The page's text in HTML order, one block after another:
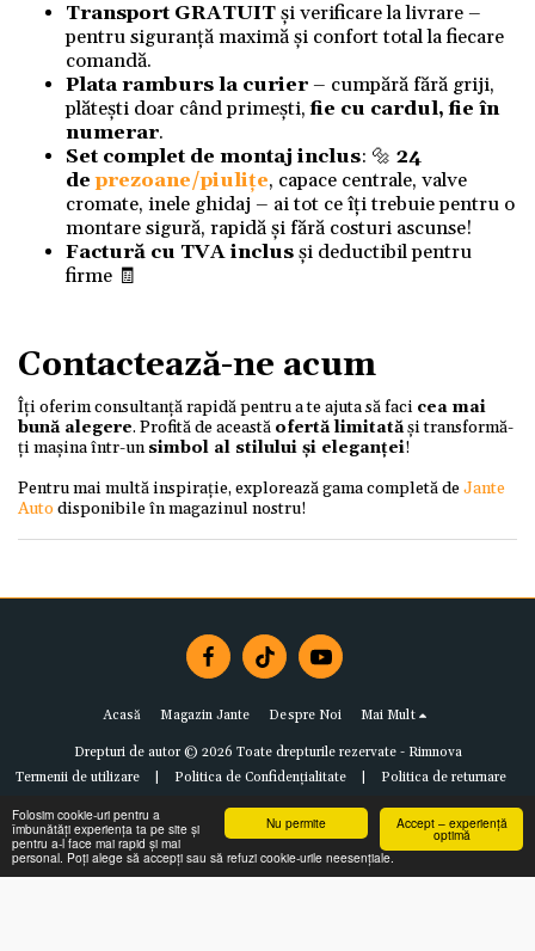
Accept – experiență
optimă
Nu permite
Folosim cookie-uri pentru a
îmbunătăți experiența ta pe site și
pentru a-l face mai rapid și mai
personal. Poți alege să accepți sau să refuzi cookie-urile neesențiale.
Transport GRATUITși verificare la livrare –
pentru siguranță maximă și confort total la fiecare
comandă.
Plata ramburs la curier– cumpără fără griji,
plătești doar când primești,fie cu cardul, fie în
numerar.
Set complet de montaj inclus: 🔩 24
deprezoane/piulițe, capace centrale, valve
cromate, inele ghidaj – ai tot ce îți trebuie pentru o
montare sigură, rapidă și fără costuri ascunse!
Factură cu TVA inclusși deductibil pentru
firme 🧾
Contactează-ne acum
Îți oferim consultanță rapidă pentru a te ajuta să faci cea mai
bună alegere. Profită de această ofertă limitatăși transformă-
ți mașina într-unsimbol al stilului și eleganței!
Pentru mai multă inspirație, explorează gama completă deJante
Autodisponibile în magazinul nostru!
Acasă Magazin Jante Despre Noi Mai Mult
Drepturi de autor © 2026 Toate drepturile rezervate - Rimnova
Termenii de utilizare| Politica de Confidențialitate| Politica de returnare